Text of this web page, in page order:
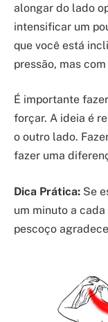
alongar do lado
intensificar um
que você está
pressão, mas
É importante
forçar. A ideia é
o outro lado.
fazer uma
Dica Prática: Se
um minuto a
pescoço